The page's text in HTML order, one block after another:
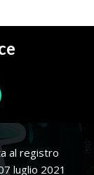
al registro
luglio 2021